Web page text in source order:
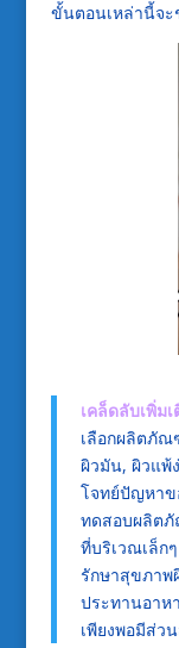
ขั้นตอนเหล่านี้จ
เคล็ดลับเพิ่ม
เลือกผลิตภัณ
ผิวมัน, ผิวแพ้
โจทย์ปัญหา
ทดสอบผลิต
ที่บริเวณเล็ก
รักษาสุขภาพ
ประทานอาห
เพียงพอมีส่ว